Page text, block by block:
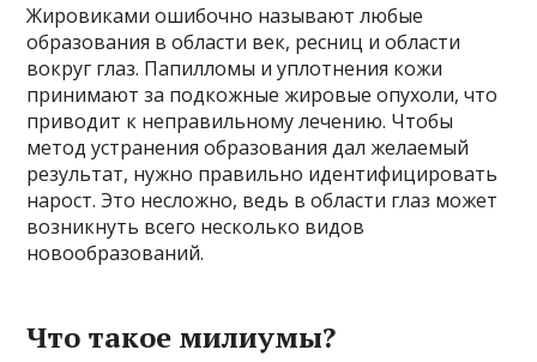
Жировиками ошибочно называют любые
образования в области век, ресниц и области
вокруг глаз. Папилломы и уплотнения кожи
принимают за подкожные жировые опухоли, что
приводит к неправильному лечению. Чтобы
метод устранения образования дал желаемый
результат, нужно правильно идентифицировать
нарост. Это несложно, ведь в области глаз может
возникнуть всего несколько видов
новообразований.
Что такое милиумы?